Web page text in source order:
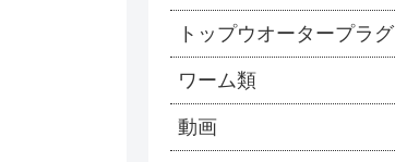
トップウオータープラグ
ワーム類
動画